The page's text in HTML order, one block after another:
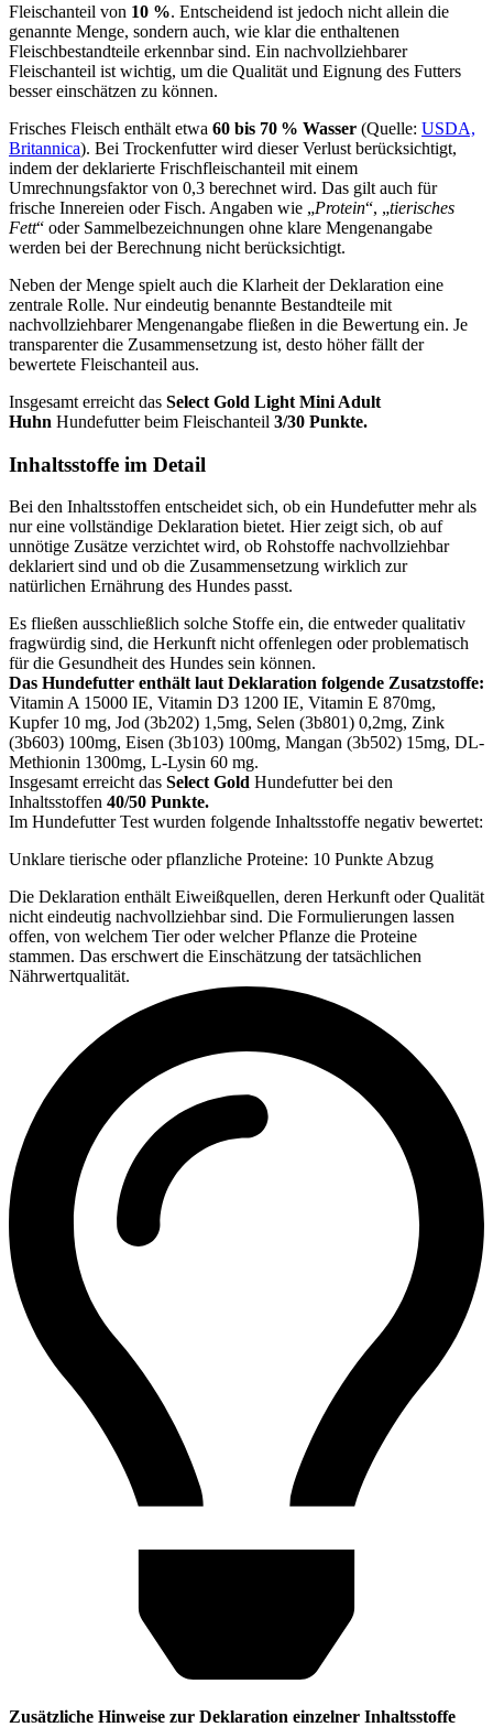
Fleischanteil von 10 %. Entscheidend ist jedoch nicht allein die
genannte Menge, sondern auch, wie klar die enthaltenen
Fleischbestandteile erkennbar sind. Ein nachvollziehbarer
Fleischanteil ist wichtig, um die Qualität und Eignung des Futters
besser einschätzen zu können.
Frisches Fleisch enthält etwa 60 bis 70 % Wasser (Quelle: USDA,
Britannica). Bei Trockenfutter wird dieser Verlust berücksichtigt,
indem der deklarierte Frischfleischanteil mit einem
Umrechnungsfaktor von 0,3 berechnet wird. Das gilt auch für
frische Innereien oder Fisch. Angaben wie „Protein“, „tierisches
Fett“ oder Sammelbezeichnungen ohne klare Mengenangabe
werden bei der Berechnung nicht berücksichtigt.
Neben der Menge spielt auch die Klarheit der Deklaration eine
zentrale Rolle. Nur eindeutig benannte Bestandteile mit
nachvollziehbarer Mengenangabe fließen in die Bewertung ein. Je
transparenter die Zusammensetzung ist, desto höher fällt der
bewertete Fleischanteil aus.
Insgesamt erreicht das Select Gold Light Mini Adult
Huhn Hundefutter beim Fleischanteil 3/30 Punkte.
Inhaltsstoffe im Detail
Bei den Inhaltsstoffen entscheidet sich, ob ein Hundefutter mehr als
nur eine vollständige Deklaration bietet. Hier zeigt sich, ob auf
unnötige Zusätze verzichtet wird, ob Rohstoffe nachvollziehbar
deklariert sind und ob die Zusammensetzung wirklich zur
natürlichen Ernährung des Hundes passt.
Es fließen ausschließlich solche Stoffe ein, die entweder qualitativ
fragwürdig sind, die Herkunft nicht offenlegen oder problematisch
für die Gesundheit des Hundes sein können.
Das Hundefutter enthält laut Deklaration folgende Zusatzstoffe:
Vitamin A 15000 IE, Vitamin D3 1200 IE, Vitamin E 870mg,
Kupfer 10 mg, Jod (3b202) 1,5mg, Selen (3b801) 0,2mg, Zink
(3b603) 100mg, Eisen (3b103) 100mg, Mangan (3b502) 15mg, DL-
Methionin 1300mg, L-Lysin 60 mg.
Insgesamt erreicht das Select Gold Hundefutter bei den
Inhaltsstoffen 40/50 Punkte.
Im Hundefutter Test wurden folgende Inhaltsstoffe negativ bewertet:
Unklare tierische oder pflanzliche Proteine: 10 Punkte Abzug
Die Deklaration enthält Eiweißquellen, deren Herkunft oder Qualität
nicht eindeutig nachvollziehbar sind. Die Formulierungen lassen
offen, von welchem Tier oder welcher Pflanze die Proteine
stammen. Das erschwert die Einschätzung der tatsächlichen
Nährwertqualität.
Zusätzliche Hinweise zur Deklaration einzelner Inhaltsstoffe